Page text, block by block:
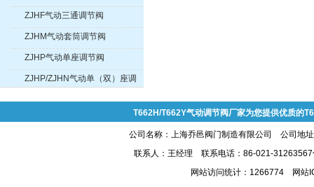
ZJHF气动三通调节阀
ZJHM气动套筒调节阀
ZJHP气动单座调节阀
ZJHP/ZJHN气动单（双）座调
T662H/T662Y气动调节阀厂家为您提供优质的
公司名称：上海乔邑阀门制造有限公司 公司地
联系人：王经理 联系电话：86-021-
网站访问统计：1266774 网站